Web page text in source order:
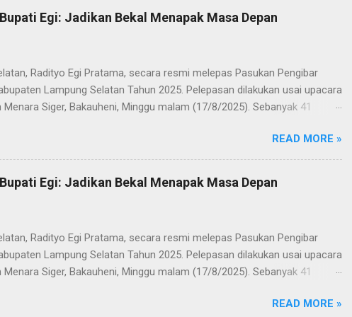
Egi: Jadikan Bekal Menapak Masa Depan
Radityo Egi Pratama, secara resmi melepas Pasukan Pengibar
Lampung Selatan Tahun 2025. Pelepasan dilakukan usai upacara
Siger, Bakauheni, Minggu malam (17/8/2025). Sebanyak 41
di Kabupaten Lampung Selatan, kini resmi menuntaskan
penuh apresiasi atas dedikasi, disiplin, dan semangat kebangsaan yang
Dalam sambutannya, Bupati Egi menyampaikan rasa bangga dan
Paskibraka, jajaran Forkopimda, Ketua DPRD, pelatih, serta para
READ MORE »
Egi: Jadikan Bekal Menapak Masa Depan
Radityo Egi Pratama, secara resmi melepas Pasukan Pengibar
Lampung Selatan Tahun 2025. Pelepasan dilakukan usai upacara
Siger, Bakauheni, Minggu malam (17/8/2025). Sebanyak 41
di Kabupaten Lampung Selatan, kini resmi menuntaskanREAD MORE »